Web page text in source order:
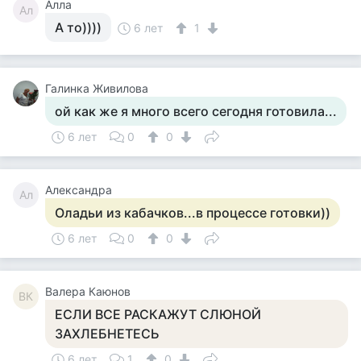
Ал Алла
А то)))) 6 лет 1
Галинка Живилова
ой как же я много всего сегодня готовила...
6 лет 0 0
Ал Александра
Оладьи из кабачков...в процессе готовки))
6 лет 0 0
ВК Валера Каюнов
ЕСЛИ ВСЕ РАСКАЖУТ СЛЮНОЙ
ЗАХЛЕБНЕТЕСЬ